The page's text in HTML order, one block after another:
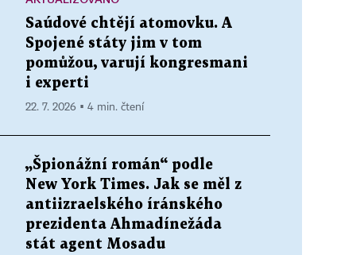
Saúdové chtějí atomovku. A
Spojené státy jim v tom
pomůžou, varují kongresmani
i experti
22. 7. 2026 ▪ 4 min. čtení
„Špionážní román“ podle
New York Times. Jak se měl z
antiizraelského íránského
prezidenta Ahmadínežáda
stát agent Mosadu